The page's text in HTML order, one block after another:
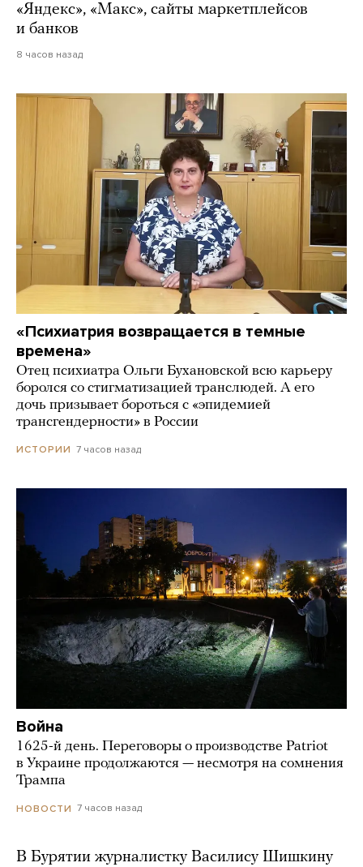
«Яндекс», «Макс», сайты маркетплейсов
и банков
8 часов назад
«Психиатрия возвращается в темные
времена»
Отец психиатра Ольги Бухановской всю карьеру
боролся со стигматизацией транслюдей. А его
дочь призывает бороться с «эпидемией
трансгендерности» в России
ИСТОРИИ 7 часов назад
Война
1625-й день. Переговоры о производстве Patriot
в Украине продолжаются — несмотря на сомнения
Трампа
НОВОСТИ 7 часов назад
В Бурятии журналистку Василису Шишкину